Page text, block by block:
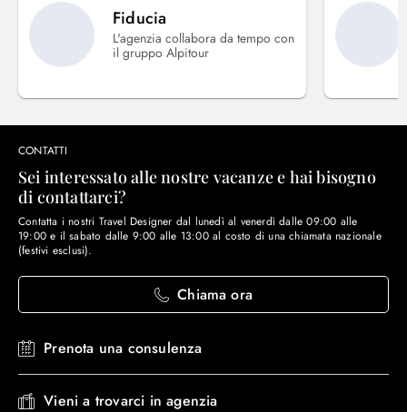
Fiducia
L'agenzia collabora da tempo con
il gruppo Alpitour
CONTATTI
Sei interessato alle nostre vacanze e hai bisogno
di contattarci?
Contatta i nostri Travel Designer dal lunedì al venerdì dalle 09:00 alle
19:00 e il sabato dalle 9:00 alle 13:00 al costo di una chiamata nazionale
(festivi esclusi).
Chiama ora
Prenota una consulenza
Vieni a trovarci in agenzia